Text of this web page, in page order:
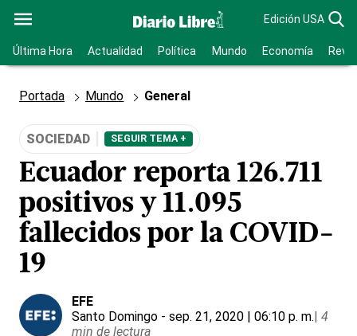
Edición USA
Última Hora Actualidad Política Mundo Economía
Portada Mundo General
SOCIEDAD SEGUIR TEMA +
Ecuador reporta 126.711
positivos y 11.095
fallecidos por la COVID-
19
EFE
Santo Domingo - sep. 21, 2020 | 06:10 p. m.| 4
min de lectura